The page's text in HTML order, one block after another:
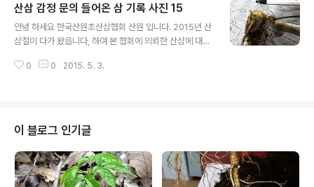
니다. 하지만 경험과 협회의 규정상 약간의 미비한 부분이
있더라도 이해 하시고,가능한 오해의 소지가 없도록 최선
을 다 하겠읍니다. 1,본협회에서는 일단 산에서 채심한 삼
읍니다. 2,그외에 외래종과 인삼에 가까운삼 그리고 산양
산삼 감정 문의 들어온 삼 기록 사진 15
안녕 하세요 한국산원초산삼협회 산원 입니다. 2015년 산
삼철이 다가 왔읍니다, 하여 본 협회에 의뢰한 산삼에 대한
로써 모든 약초 중에 최고의 선약으로 알려 져 있읍니다, 또
있더라도 이해 하시고,가능한 오해의 소지가 없도록 최선
을 다 하겠읍니다. 1,본협회에서는 일단 산에서 채심한 삼
에 대해서는 자연산삼 야생산삼 그리고 산삼 이라고 하겠
읍니다. 2,그외에 외래종과 인삼에 가까운삼 그리고 산양
삼 및 산양산삼에 대한 부분도 별도로 취급 합니다. 3,본 협
0 0 2015. 5. 3.
이 블로그 인기글